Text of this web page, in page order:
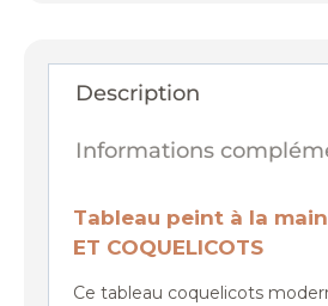
Description
Informations
Tableau peint à la main
ET COQUELICOTS
Ce tableau coquelicots